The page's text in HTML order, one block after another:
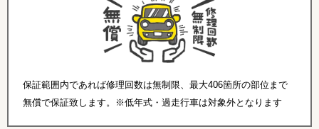
保証範囲内であれば修理回数は無制限、最大406箇所の部位まで
無償で保証致します。※低年式・過走行車は対象外となります